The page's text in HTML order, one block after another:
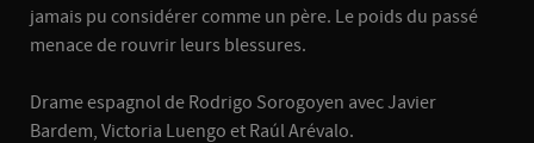
jamais pu considérer comme un père. Le poids du passé
menace de rouvrir leurs blessures.
Drame espagnol de Rodrigo Sorogoyen avec Javier
Bardem, Victoria Luengo et Raúl Arévalo.